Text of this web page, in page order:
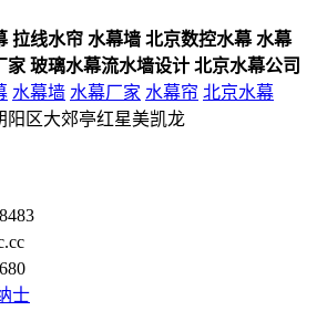
拉线水帘 水幕墙 北京数控水幕 水幕
家 玻璃水幕流水墙设计 北京水幕公司
水幕墙 水幕厂家 水幕帘 北京水幕
阳区大郊亭红星美凯龙
士